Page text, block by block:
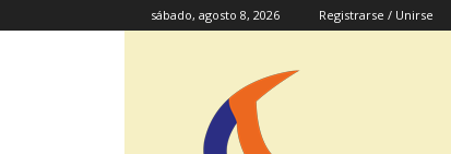
sábado, agosto 8, 2026 Registrarse / Unirse